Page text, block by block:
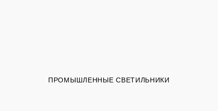
ПРОМЫШЛЕННЫЕ СВЕТИЛЬНИКИ